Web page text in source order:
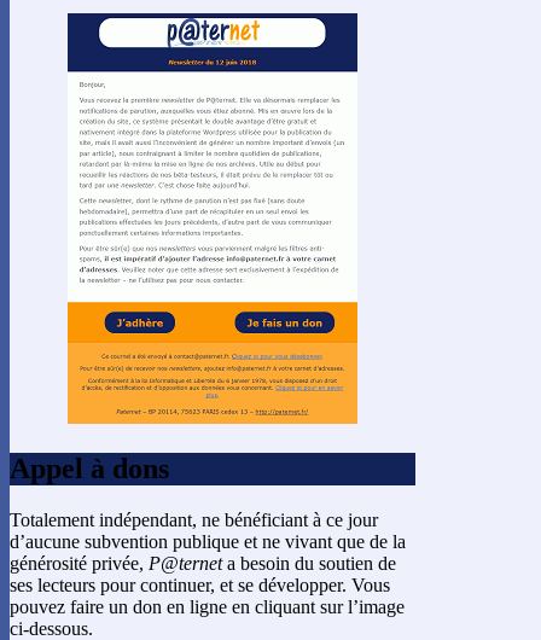
Appel à dons
Totalement indépendant, ne bénéficiant à ce jour
d’aucune subvention publique et ne vivant que de la
générosité privée, P@terneta besoin du soutien de
ses lecteurs pour continuer, et se développer. Vous
pouvez faire un don en ligne en cliquant sur l’image
ci-dessous.